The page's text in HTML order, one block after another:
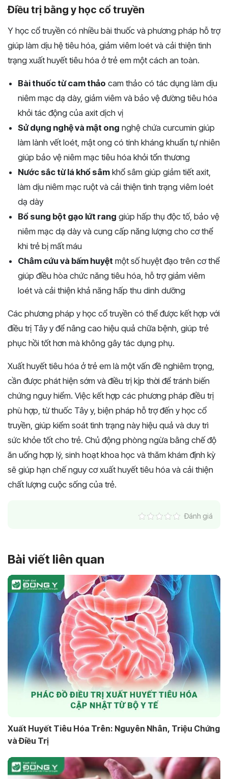
Điều trị bằng y học cổ truyền
Y học cổ truyền có nhiều bài thuốc và phương pháp hỗ trợ
giúp làm dịu hệ tiêu hóa, giảm viêm loét và cải thiện tình
trạng xuất huyết tiêu hóa ở trẻ em một cách an toàn.
Bài thuốc từ cam thảo cam thảo có tác dụng làm dịu
niêm mạc dạ dày, giảm viêm và bảo vệ đường tiêu hóa
khỏi tác động của axit dịch vị
Sử dụng nghệ và mật ong nghệ chứa curcumin giúp
làm lành vết loét, mật ong có tính kháng khuẩn tự nhiên
giúp bảo vệ niêm mạc tiêu hóa khỏi tổn thương
Nước sắc từ lá khổ sâm khổ sâm giúp giảm tiết axit,
làm dịu niêm mạc ruột và cải thiện tình trạng viêm loét
dạ dày
Bổ sung bột gạo lứt rang giúp hấp thụ độc tố, bảo vệ
niêm mạc dạ dày và cung cấp năng lượng cho cơ thể
khi trẻ bị mất máu
Châm cứu và bấm huyệt một số huyệt đạo trên cơ thể
giúp điều hòa chức năng tiêu hóa, hỗ trợ giảm viêm
loét và cải thiện khả năng hấp thu dinh dưỡng
Các phương pháp y học cổ truyền có thể được kết hợp với
điều trị Tây y để nâng cao hiệu quả chữa bệnh, giúp trẻ
phục hồi tốt hơn mà không gây tác dụng phụ.
Xuất huyết tiêu hóa ở trẻ em là một vấn đề nghiêm trọng,
cần được phát hiện sớm và điều trị kịp thời để tránh biến
chứng nguy hiểm. Việc kết hợp các phương pháp điều trị
phù hợp, từ thuốc Tây y, biện pháp hỗ trợ đến y học cổ
truyền, giúp kiểm soát tình trạng này hiệu quả và duy trì
sức khỏe tốt cho trẻ. Chủ động phòng ngừa bằng chế độ
ăn uống hợp lý, sinh hoạt khoa học và thăm khám định kỳ
sẽ giúp hạn chế nguy cơ xuất huyết tiêu hóa và cải thiện
chất lượng cuộc sống của trẻ.
Đánh giá
Bài viết liên quan
Xuất Huyết Tiêu Hóa Trên: Nguyên Nhân, Triệu Chứng
và Điều Trị